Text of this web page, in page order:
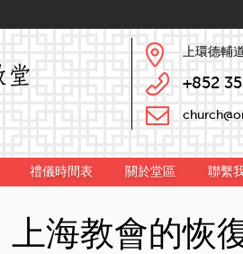
上環德輔
+852
禮儀時間表 關於堂區 聯繫
上海教會的恢